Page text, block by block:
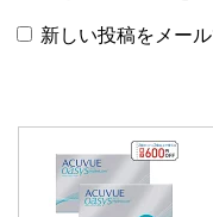
新しい投稿をメー